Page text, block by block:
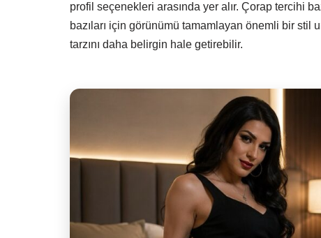
profil seçenekleri arasında yer alır. Çorap tercihi
bazıları için görünümü tamamlayan önemli bir
tarzını daha belirgin hale getirebilir.